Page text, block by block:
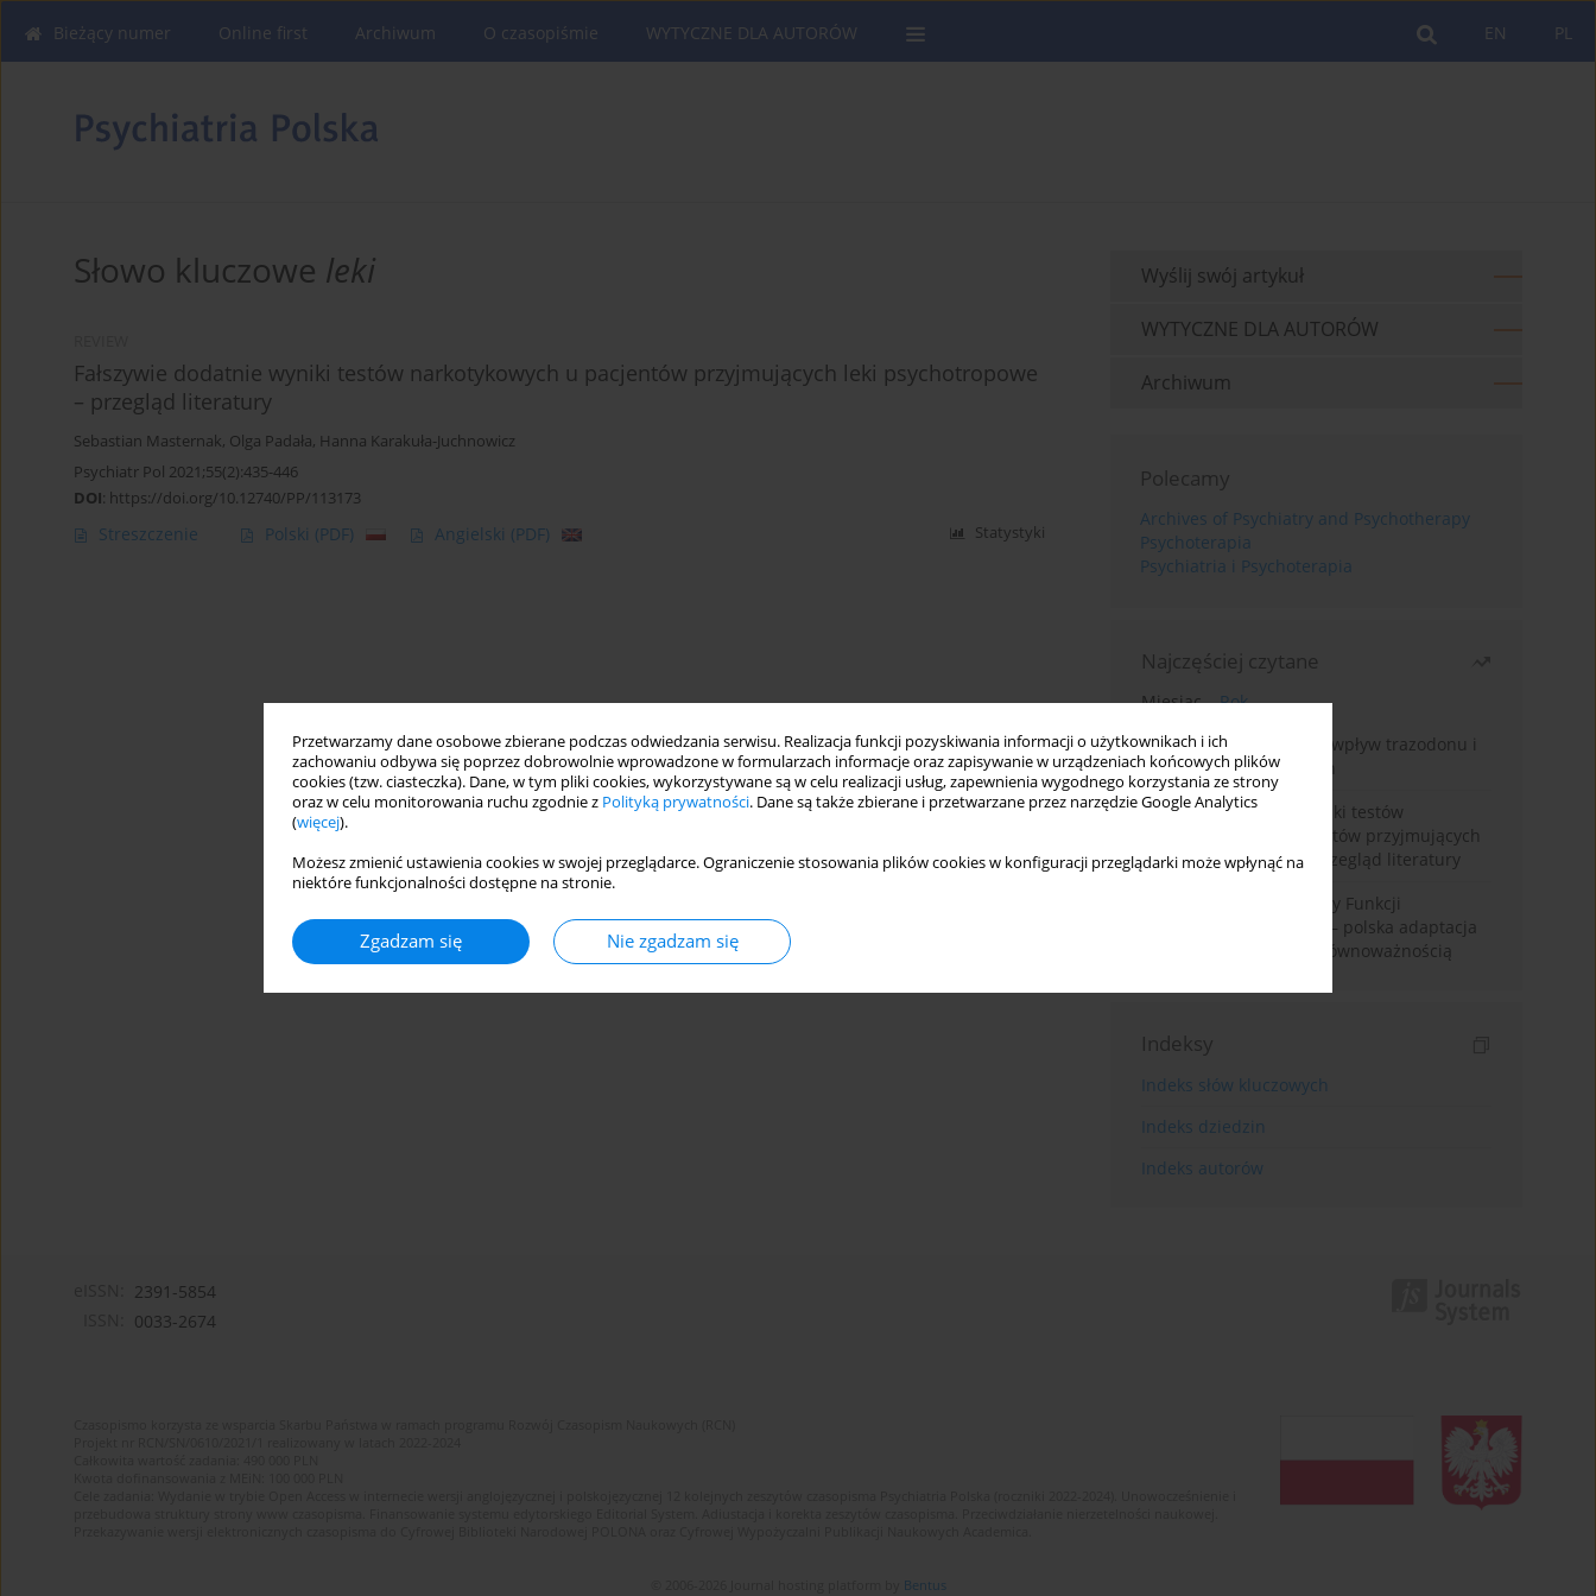
Przetwarzamy dane osobowe zbierane podczas odwiedzania serwisu. Realizacja funkcji pozyskiwania informacji o użytkownikach i ich
zachowaniu odbywa się poprzez dobrowolnie wprowadzone w formularzach informacje oraz zapisywanie w urządzeniach końcowych plików
cookies (tzw. ciasteczka). Dane, w tym pliki cookies, wykorzystywane są w celu realizacji usług, zapewnienia wygodnego korzystania ze strony
oraz w celu monitorowania ruchu zgodnie z Polityką prywatności. Dane są także zbierane i przetwarzane przez narzędzie Google Analytics
(więcej).
Możesz zmienić ustawienia cookies w swojej przeglądarce. Ograniczenie stosowania plików cookies w konfiguracji przeglądarki może wpłynąć na
niektóre funkcjonalności dostępne na stronie.
Zgadzam się Nie zgadzam się
PL
EN
Bieżący numer Online first Archiwum O czasopiśmie WYTYCZNE DLA AUTORÓW
Słowo kluczowe leki
Fałszywie dodatnie wyniki testów narkotykowych u pacjentów przyjmujących leki psychotropowe
– przegląd literatury
Sebastian Masternak, Olga Padała, Hanna Karakuła-Juchnowicz
Psychiatr Pol 2021;55(2):435-446
DOI: https://doi.org/10.12740/PP/113173
Streszczenie Polski (PDF) Angielski (PDF) Statystyki
Wyślij swój artykuł
WYTYCZNE DLA AUTORÓW
Archiwum
Polecamy
Archives of Psychiatry and Psychotherapy
Psychoterapia
Psychiatria i Psychoterapia
Najczęściej czytane
Miesiąc
Rok
Leczenie bezsenności – wpływ trazodonu i
leków nasennych na sen
Fałszywie dodatnie wyniki testów
narkotykowych u pacjentów przyjmujących
leki psychotropowe – przegląd literatury
Montrealska Skala Oceny Funkcji
Poznawczych MoCA 7.2.– polska adaptacja
metody i badania nad równoważnością
Indeksy
Indeks słów kluczowych
Indeks dziedzin
Indeks autorów
2391-5854
0033-2674
Bentus